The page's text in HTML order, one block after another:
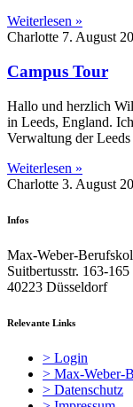
Weiterlesen »
Charlotte 7. August
Campus Tour
Hallo und herzlich
in Leeds, England.
Verwaltung der
Weiterlesen »
Charlotte 3. August
Infos
Max-Weber-
Suitbertusstr. 163-165
40223 Düsseldorf
Relevante Links
> Login
> Max-Weber-
> Datenschutz